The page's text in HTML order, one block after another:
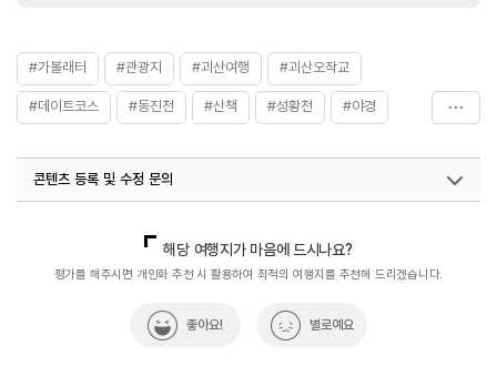
#가볼래터 #관광지 #괴산여행 #괴산오작교
#데이트코스 #동진천 #산책 #성황천 #야경
콘텐츠 등록 및 수정 문의
해당 여행지가 마음에 드시나요?
평가를 해주시면 개인화 추천 시 활용하여 최적의 여행지를 추천해 드리겠습니다.
좋아요! 별로예요